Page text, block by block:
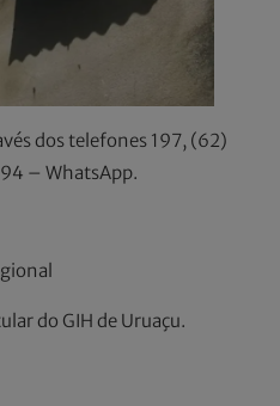
dos telefones 197, (62)
– WhatsApp.
do GIH de Uruaçu.